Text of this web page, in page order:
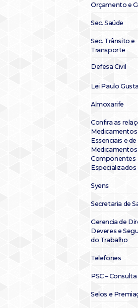
Orçamento e
Sec. Saúde
Sec. Trânsito e
Transporte
Defesa Civil
Lei Paulo
Almoxarife
Confira as
Medicamentos
Essenciais e de
Medicamentos
Componentes
Especializados
Syens
Secretaria de
Gerencia de
Deveres e
do Trabalho
Telefones
PSC – Consulta
Selos e